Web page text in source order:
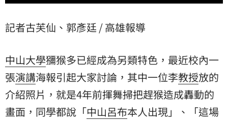
記者古芙仙、郭彥廷 / 高雄報導
中山大學獼猴多已經成為另類特色，最近校內一
張演講海報引起大家討論，其中一位李教授放的
介紹照片，就是4年前揮舞掃把趕猴造成轟動的
畫面，同學都說「中山呂布本人出現」、「這場